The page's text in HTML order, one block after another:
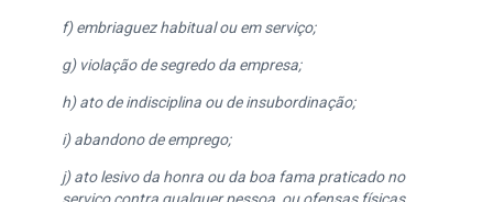
f) embriaguez habitual ou em serviço;
g) violação de segredo da empresa;
h) ato de indisciplina ou de insubordinação;
i) abandono de emprego;
j) ato lesivo da honra ou da boa fama praticado no